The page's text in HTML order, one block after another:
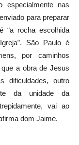
especialmente nas
para preparar
“a rocha escolhida
São Paulo é
por caminhos
a obra de Jesus
dificuldades, outro
da unidade da
vai ao
dom Jaime.